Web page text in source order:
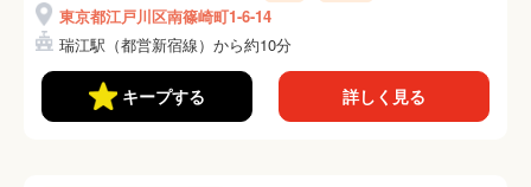
東京都江戸川区南篠崎町1-6-14
瑞江駅（都営新宿線）から約10分
キープする 詳しく見る